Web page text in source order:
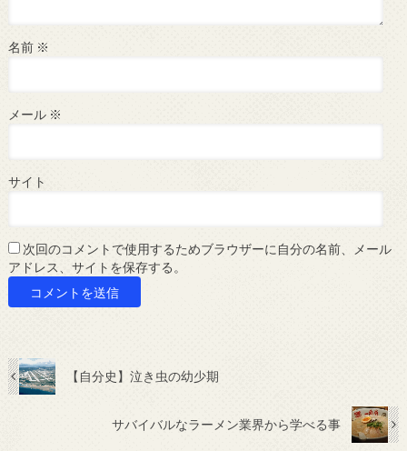
名前 ※
メール ※
サイト
次回のコメントで使用するためブラウザーに自分の名前、メール
アドレス、サイトを保存する。
【自分史】泣き虫の幼少期
サバイバルなラーメン業界から学べる事